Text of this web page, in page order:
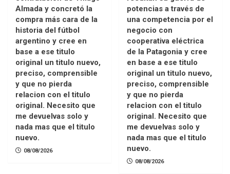
Almada y concretó la
compra más cara de la
historia del fútbol
argentino y cree en
base a ese titulo
original un titulo nuevo,
preciso, comprensible
y que no pierda
relacion con el titulo
original. Necesito que
me devuelvas solo y
nada mas que el titulo
nuevo.
08/08/2026
potencias a través de
una competencia por el
negocio con
cooperativa eléctrica
de la Patagonia y cree
en base a ese titulo
original un titulo nuevo,
preciso, comprensible
y que no pierda
relacion con el titulo
original. Necesito que
me devuelvas solo y
nada mas que el titulo
nuevo.
08/08/2026